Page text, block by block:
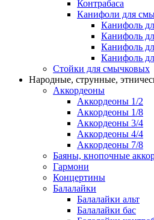
Контрабаса
Канифоли для
Канифоль
Канифоль
Канифоль
Канифоль
Стойки для смычковых
Народные, струнные,
Аккордеоны
Аккордеоны 1/2
Аккордеоны 1/8
Аккордеоны 3/4
Аккордеоны 4/4
Аккордеоны 7/8
Баяны, кнопочные
Гармони
Концертины
Балалайки
Балалайки альт
Балалайки бас